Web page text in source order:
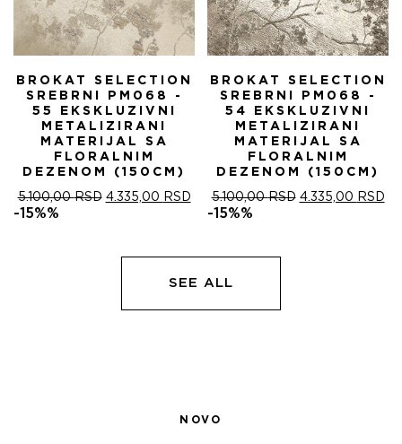
BROKAT SELECTION
SREBRNI PM068 -
55 EKSKLUZIVNI
METALIZIRANI
MATERIJAL SA
FLORALNIM
DEZENOM (150CM)
5.100,00RSD ОРИГИНАЛНА
5.100,00 RSD.
4.335,00 RSDТРЕНУТНА
ЦЕНА
-15%%
BROKAT SELECTION
SREBRNI PM068 -
54 EKSKLUZIVNI
METALIZIRANI
MATERIJAL SA
FLORALNIM
DEZENOM (150CM)
5.100,00RSD ОРИГИНАЛНА
4.335,00 RSD
-15%%
SEE ALL
NOVO